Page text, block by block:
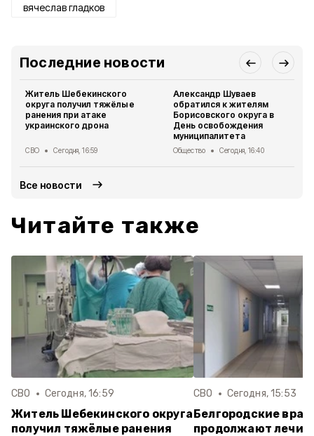
вячеслав гладков
Последние новости
Житель Шебекинского
округа получил тяжёлые
ранения при атаке
украинского дрона
СВО Сегодня, 16:59
Александр Шуваев
обратился к жителям
Борисовского округа в
День освобождения
муниципалитета
Общество Сегодня, 16:40
Все новости
Читайте также
СВО Сегодня, 16:59
Житель Шебекинского округа
получил тяжёлые ранения
СВО Сегодня, 15:53
Белгородские
продолжают